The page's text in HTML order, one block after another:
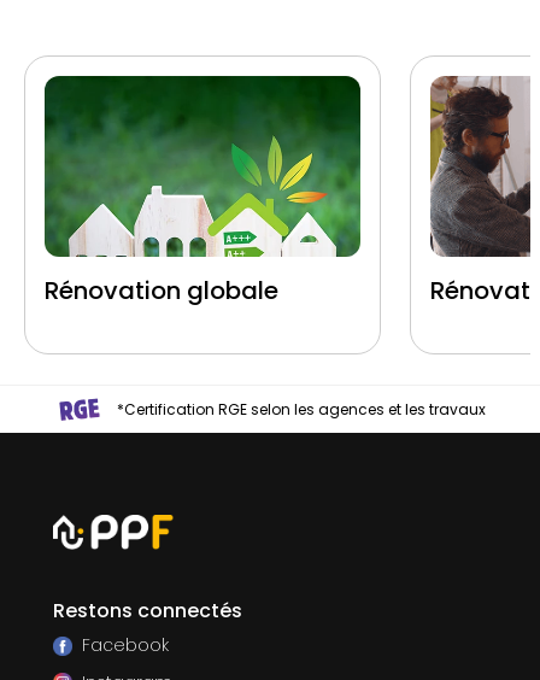
Rénovation globale
*Certification RGE selon les agences et les travaux
Restons connectés
Facebook